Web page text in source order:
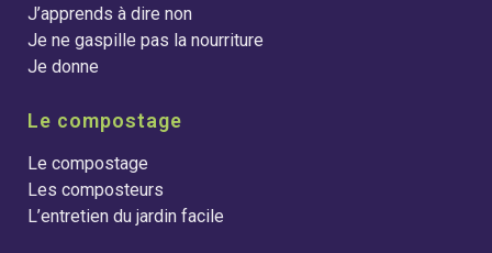
J’apprends à dire non
Je ne gaspille pas la nourriture
Je donne
Le compostage
Le compostage
Les composteurs
L’entretien du jardin facile